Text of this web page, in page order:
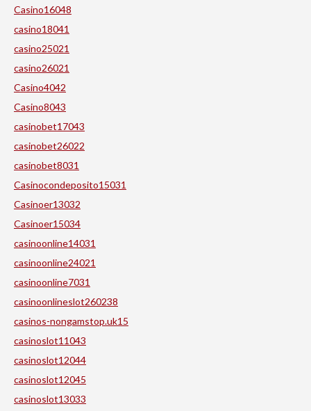
Casino16048
casino18041
casino25021
casino26021
Casino4042
Casino8043
casinobet17043
casinobet26022
casinobet8031
Casinocondeposito15031
Casinoer13032
Casinoer15034
casinoonline14031
casinoonline24021
casinoonline7031
casinoonlineslot260238
casinos-nongamstop.uk15
casinoslot11043
casinoslot12044
casinoslot12045
casinoslot13033